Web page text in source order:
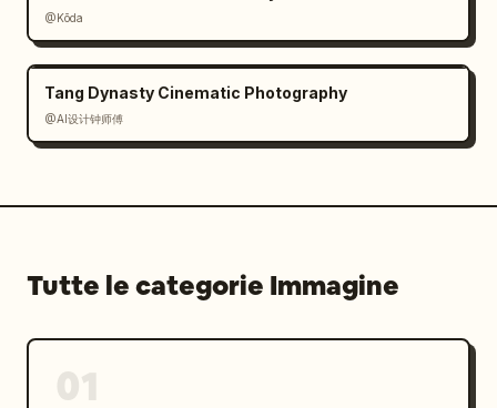
@Kōda
Tang Dynasty Cinematic Photography
@AI设计钟师傅
Tutte le categorie Immagine